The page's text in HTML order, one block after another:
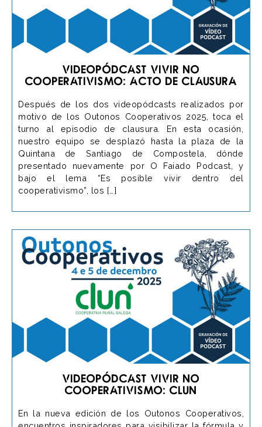
Videopódcast Vivir no
cooperativismo: Acto de Clausura
Después de los dos videopódcasts realizados por
motivo de los Outonos Cooperativos 2025, toca el
turno al episodio de clausura. En esta ocasión,
nuestro equipo se desplazó hasta la plaza de la
Quintana de Santiago de Compostela, dónde
presentado nuevamente por O Faiado Podcast, y
bajo el lema “Es posible vivir dentro del
cooperativismo”, los […]
Videopódcast Vivir no
cooperativismo: Clun
En la nueva edición de los Outonos Cooperativos,